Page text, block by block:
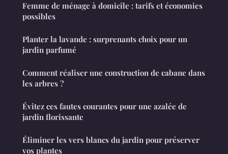
Femme de ménage à domicile : tarifs et économies
possibles
Planter la lavande : surprenants choix pour un
jardin parfumé
Comment réaliser une construction de cabane dans
les arbres ?
Évitez ces fautes courantes pour une azalée de
jardin florissante
Éliminer les vers blancs du jardin pour préserver
vos plantes